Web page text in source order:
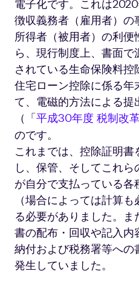
電子化です。これは
徴収義務者（雇用者）
所得者（被用者）の利
ら、現行制度上、書面
されている生命保険料
住宅ローン控除に係る年
て、電磁的方法による
（「平成30年度 税制改
のです。
これまでは、控除証明
し、保管、そしてこれ
が自分で支払っている
（場合によっては計算
る必要がありました。
書の配布・回収や記入
納付および税務署等へ
発生していました。